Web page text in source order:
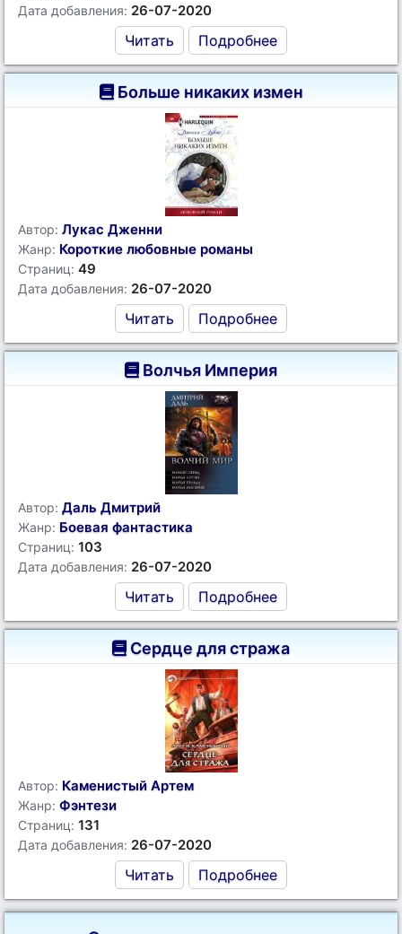
Дата добавления: 26-07-2020
Читать Подробнее
Больше никаких измен
Автор: Лукас Дженни
Жанр: Короткие любовные романы
Страниц: 49
Дата добавления: 26-07-2020
Читать Подробнее
Волчья Империя
Автор: Даль Дмитрий
Жанр: Боевая фантастика
Страниц: 103
Дата добавления: 26-07-2020
Читать Подробнее
Сердце для стража
Автор: Каменистый Артем
Жанр: Фэнтези
Страниц: 131
Дата добавления: 26-07-2020
Читать Подробнее